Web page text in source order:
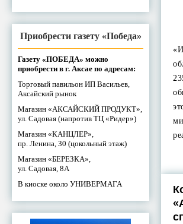
Приобрести газету «Победа»
Газету «ПОБЕДА» можно
приобрести в г. Аксае по адресам:
Торговый павильон ИП Васильев,
Аксайский рынок
Магазин «АКСАЙСКИЙ ПРОДУКТ»,
ул. Садовая (напротив ТЦ «Ридер»)
Магазин «КАНЦЛЕР»,
пр. Ленина, 30 (цокольный этаж)
Магазин «БЕРЕЗКА»,
ул. Садовая, 8А
В киоске около УНИВЕРМАГА